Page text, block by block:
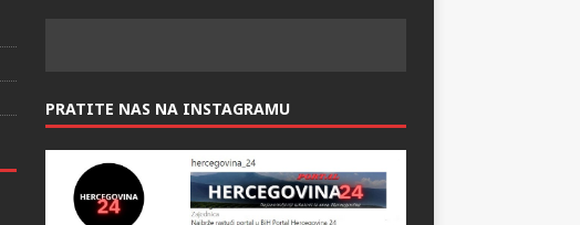
PRATITE NAS NA INSTAGRAMU